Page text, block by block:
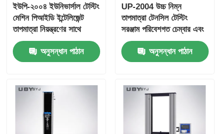
ইউপি-২০০৪ ইউনিভার্সাল টেস্টিং
মেশিন পিআইডি ইন্টেলিজেন্ট
তাপমাত্রা নিয়ন্ত্রণের সাথে
আইএসও এএসটিএম জিবি
স্ট্যান্ডার্ডগুলির সাথে সামঞ্জস্যপূর্ণ
টেনসিল স্ট্রেস্ট টেস্টিং 10
অনুসন্ধান পাঠান
UP-2004 উচ্চ নিম্ন
তাপমাত্রা টেনসিল টেস্টিং
সরঞ্জাম পরিবেশগত চেম্বার এবং
10KN সর্বোচ্চ পরীক্ষা শক্তি
সঙ্গে
অনুসন্ধান পাঠান